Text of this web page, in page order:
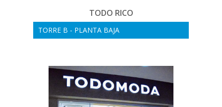
TODO RICO
TORRE B - PLANTA BAJA